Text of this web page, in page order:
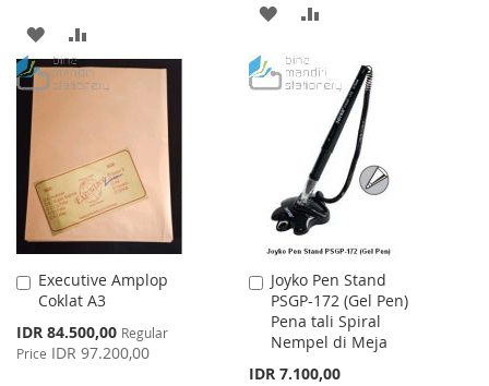
ADD
TO
TO
ADD
WISHCOMPARE
Executive Amplop
Coklat A3
Special
Price
IDR 84.500,00 Regular
Price IDR 97.200,00
Add
to
Cart
Joyko Pen Stand
PSGP-172 (Gel Pen)
Pena tali Spiral
Nempel di Meja
IDR 7.100,00
Add
to
Cart